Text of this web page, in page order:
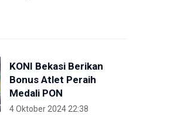
KONI Bekasi Berikan
Bonus Atlet Peraih
Medali PON
4 Oktober 2024 22:38